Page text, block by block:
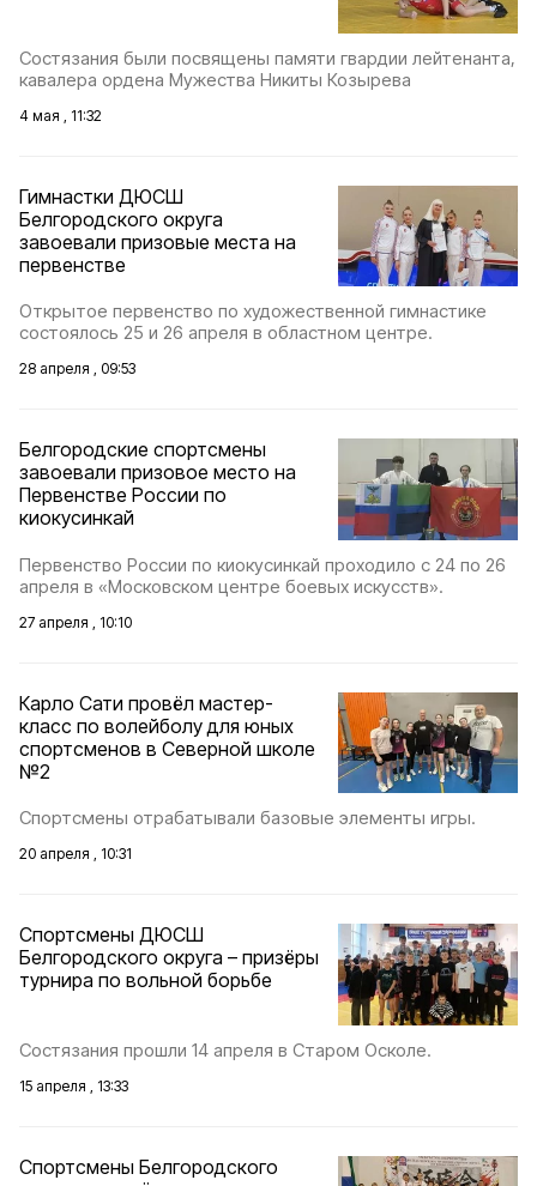
Состязания были посвящены памяти гвардии лейтенанта,
кавалера ордена Мужества Никиты Козырева
4 мая , 11:32
Гимнастки ДЮСШ
Белгородского округа
завоевали призовые места на
первенстве
Открытое первенство по художественной гимнастике
состоялось 25 и 26 апреля в областном центре.
28 апреля , 09:53
Белгородские спортсмены
завоевали призовое место на
Первенстве России по
киокусинкай
Первенство России по киокусинкай проходило с 24 по 26
апреля в «Московском центре боевых искусств».
27 апреля , 10:10
Карло Сати провёл мастер-
класс по волейболу для юных
спортсменов в Северной школе
№2
Спортсмены отрабатывали базовые элементы игры.
20 апреля , 10:31
Спортсмены ДЮСШ
Белгородского округа – призёры
турнира по вольной борьбе
Состязания прошли 14 апреля в Старом Осколе.
15 апреля , 13:33
Спортсмены Белгородского